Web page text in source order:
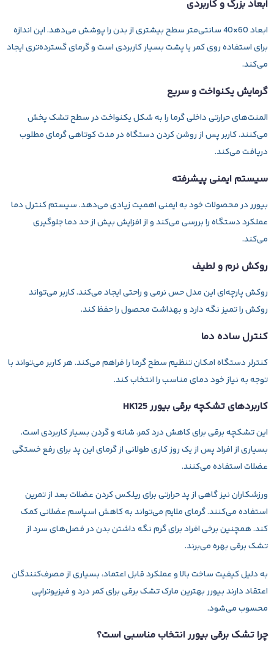
ابعاد بزرگ و کاربردی
ابعاد 60×40 سانتی‌متر سطح بیشتری از بدن را پوشش می‌دهد. این اندازه
برای استفاده روی کمر یا پشت بسیار کاربردی است و گرمای گسترده‌تری ایجاد
می‌کند.
گرمایش یکنواخت و سریع
المنت‌های حرارتی داخلی گرما را به شکل یکنواخت در سطح تشک پخش
می‌کنند. کاربر پس از روشن کردن دستگاه در مدت کوتاهی گرمای مطلوب
دریافت می‌کند.
سیستم ایمنی پیشرفته
بیورر در محصولات خود به ایمنی اهمیت زیادی می‌دهد. سیستم کنترل دما
عملکرد دستگاه را بررسی می‌کند و از افزایش بیش از حد دما جلوگیری
می‌کند.
روکش نرم و لطیف
روکش پارچه‌ای این مدل حس نرمی و راحتی ایجاد می‌کند. کاربر می‌تواند
روکش را تمیز نگه دارد و بهداشت محصول را حفظ کند.
کنترل ساده دما
کنترلر دستگاه امکان تنظیم سطح گرما را فراهم می‌کند. هر کاربر می‌تواند با
توجه به نیاز خود دمای مناسب را انتخاب کند.
کاربردهای تشکچه برقی بیورر HK125
این تشکچه برقی برای کاهش درد کمر، شانه و گردن بسیار کاربردی است.
بسیاری از افراد پس از یک روز کاری طولانی از گرمای این پد برای رفع خستگی
عضلات استفاده می‌کنند.
ورزشکاران نیز گاهی از پد حرارتی برای ریلکس کردن عضلات بعد از تمرین
استفاده می‌کنند. گرمای ملایم می‌تواند به کاهش اسپاسم عضلانی کمک
کند. همچنین برخی افراد برای گرم نگه داشتن بدن در فصل‌های سرد از
تشک برقی بهره می‌برند.
به دلیل کیفیت ساخت بالا و عملکرد قابل اعتماد، بسیاری از مصرف‌کنندگان
اعتقاد دارند بیورر بهترین مارک تشک برقی برای کمر درد و فیزیوتراپی
محسوب می‌شود.
چرا تشک برقی بیورر انتخاب مناسبی است؟